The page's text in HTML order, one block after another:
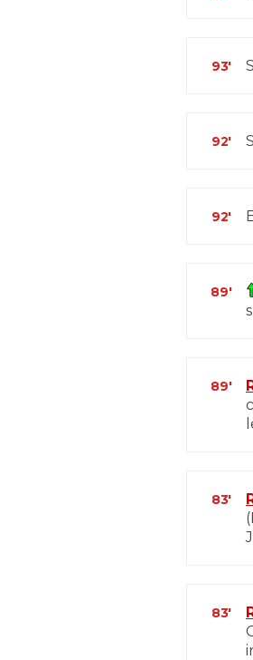
93'
92'
92'
89'
89'
83'
83'